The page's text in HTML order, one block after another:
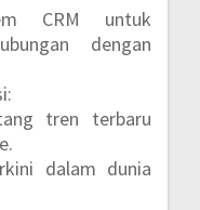
CRM untuk
dengan
tren terbaru
dalam dunia